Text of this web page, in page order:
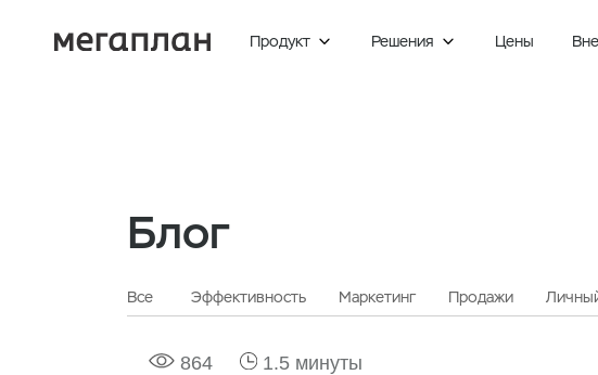
Продукт  Решения  Цены
Блог
Все Эффективность Маркетинг Продажи
864 1.5 минуты